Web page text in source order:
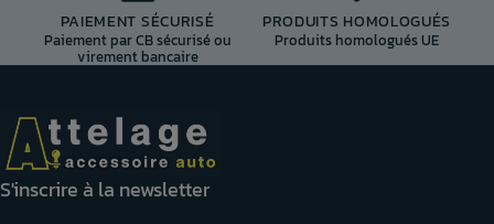
PAIEMENT SÉCURISÉ
Paiement par CB sécurisé ou
virement bancaire
PRODUITS HOMOLOGUÉS
Produits homologués UE
S'inscrire à la newsletter